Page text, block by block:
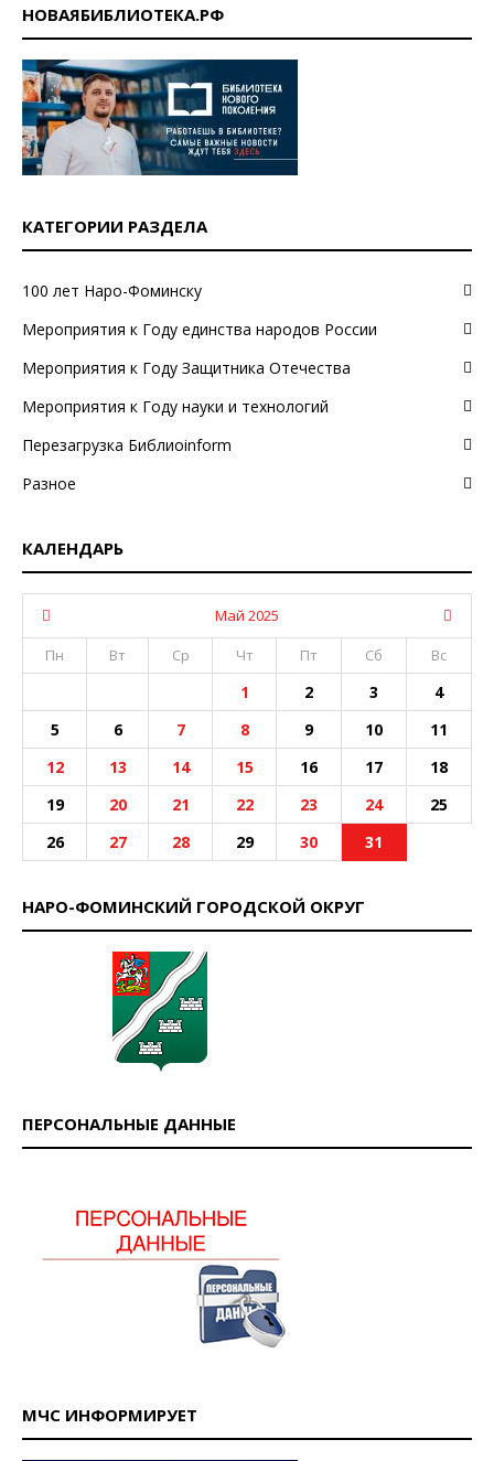
НОВАЯБИБЛИОТЕКА.РФ
КАТЕГОРИИ РАЗДЕЛА
100 лет Наро-Фоминску
Мероприятия к Году единства народов России
Мероприятия к Году Защитника Отечества
Мероприятия к Году науки и технологий
Перезагрузка Библиоinform
Разное
КАЛЕНДАРЬ
Май 2025
Пн
Вт Ср Чт Пт Сб Вс
1 2 3
4
5
6 7 8 9 10
11
12
13 14 15 16 17
18
19
20 21 22 23 24
25
26
27 28 29 30 31
НАРО-ФОМИНСКИЙ ГОРОДСКОЙ ОКРУГ
ПЕРСОНАЛЬНЫЕ ДАННЫЕ
МЧС ИНФОРМИРУЕТ